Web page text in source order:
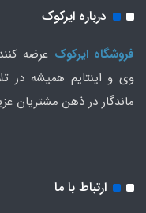
درباره ایرکوک
فروشگاه ایرکوک عرضه
وی و اینتایم همیشه در
ماندگار در ذهن مشتریان
ارتباط با ما